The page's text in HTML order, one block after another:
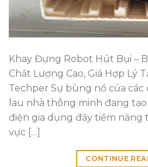
Khay Đựng Robot Hút Bụi –
Chất Lượng Cao, Giá Hợp Lý
Techper Sự bùng nổ của
lau nhà thông minh đang
điện gia dụng đầy tiềm năng
vực […]
CONTINUE